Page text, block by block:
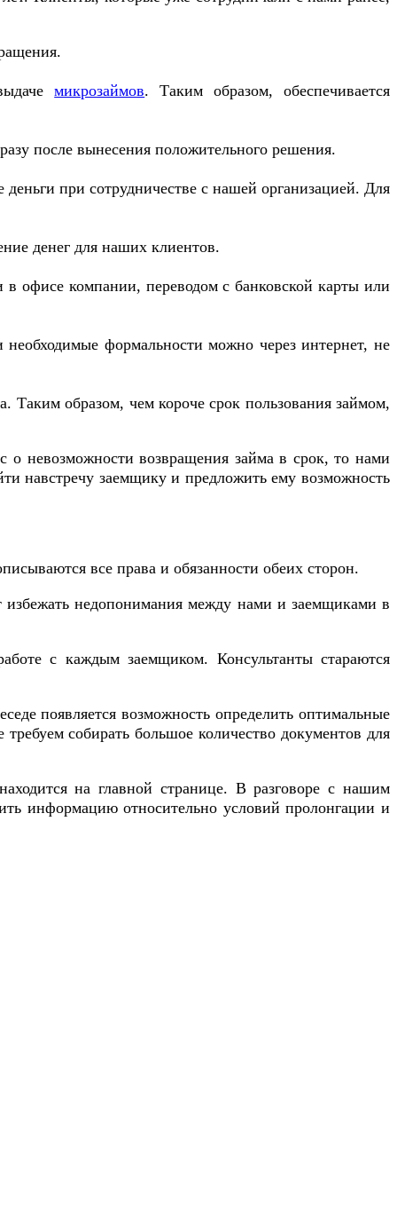
микрозаймов. Таким образом, обеспечивается
после вынесения положительного решения.
при сотрудничестве с нашей организацией. Для
денег для наших клиентов.
офисе компании, переводом с банковской карты или
формальности можно через интернет, не
Таким образом, чем короче срок пользования займом,
о невозможности возвращения займа в срок, то нами
навстречу заемщику и предложить ему возможность
все права и обязанности обеих сторон.
избежать недопонимания между нами и заемщиками в
с каждым заемщиком. Консультанты стараются
появляется возможность определить оптимальные
собирать большое количество документов для
на главной странице. В разговоре с нашим
информацию относительно условий пролонгации и